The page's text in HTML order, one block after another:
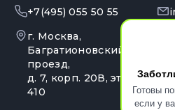
Готовы
если у
+7(495) 055 50 55
г. Москва,
Багратионовский
проезд,
д. 7, корп. 20В, эт. 4, оф.
410